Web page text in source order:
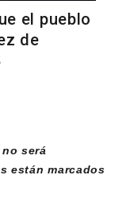
el pueblo
de
será
están marcados